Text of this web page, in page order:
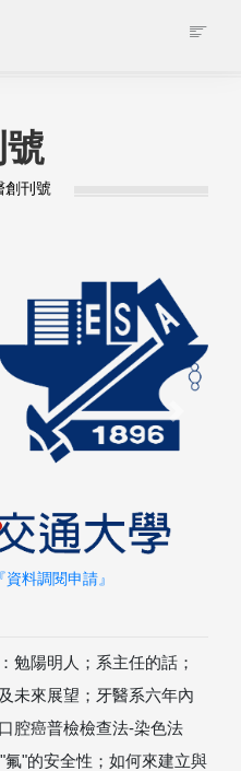
號
創刊號
勉陽明人；系主任的話；
未來展望；牙醫系六年內
腔癌普檢檢查法-染色法
氟"的安全性；如何來建立與
Next
『資料調閱申請』